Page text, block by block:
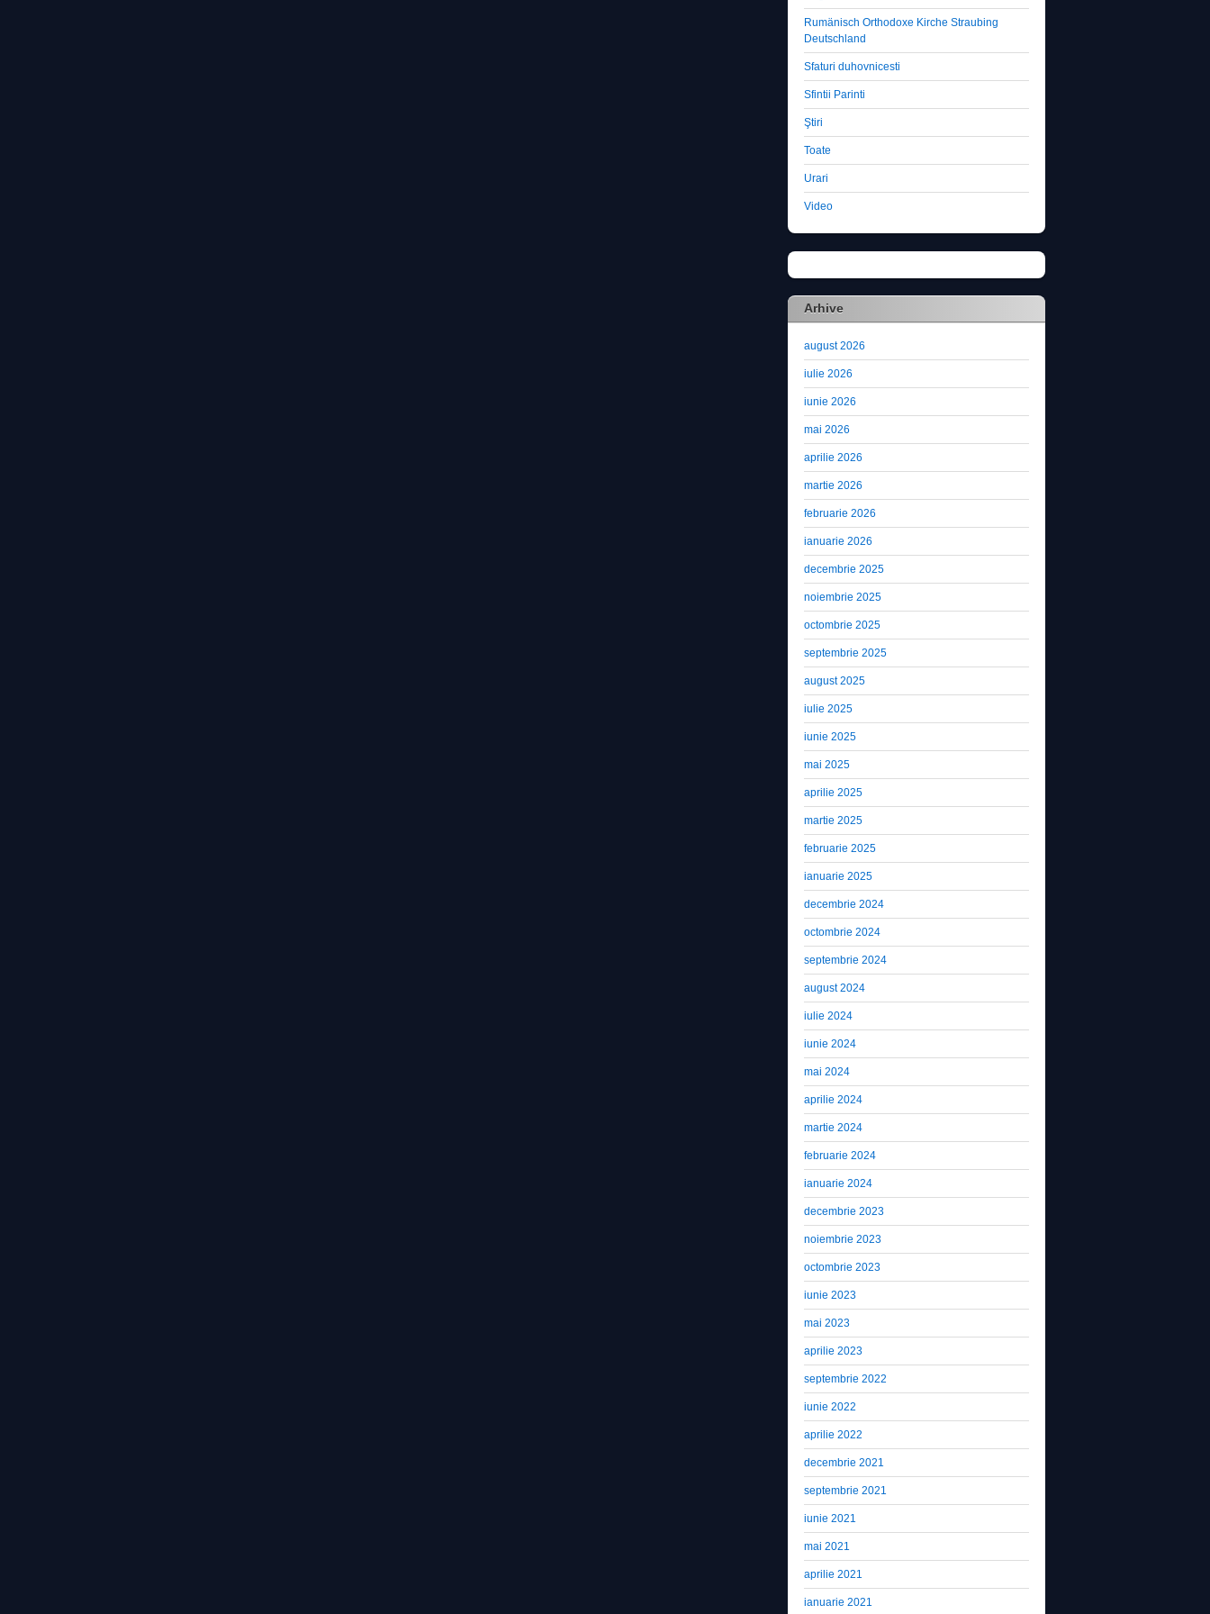
Rumänisch Orthodoxe Kirche Straubing
Deutschland
Sfaturi duhovnicesti
Sfintii Parinti
Ştiri
Toate
Urari
Video
Arhive
august 2026
iulie 2026
iunie 2026
mai 2026
aprilie 2026
martie 2026
februarie 2026
ianuarie 2026
decembrie 2025
noiembrie 2025
octombrie 2025
septembrie 2025
august 2025
iulie 2025
iunie 2025
mai 2025
aprilie 2025
martie 2025
februarie 2025
ianuarie 2025
decembrie 2024
octombrie 2024
septembrie 2024
august 2024
iulie 2024
iunie 2024
mai 2024
aprilie 2024
martie 2024
februarie 2024
ianuarie 2024
decembrie 2023
noiembrie 2023
octombrie 2023
iunie 2023
mai 2023
aprilie 2023
septembrie 2022
iunie 2022
aprilie 2022
decembrie 2021
septembrie 2021
iunie 2021
mai 2021
aprilie 2021
ianuarie 2021